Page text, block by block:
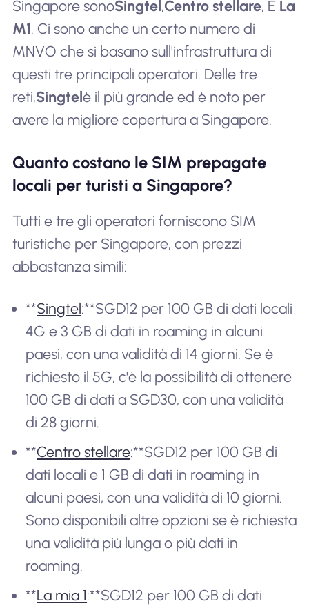
Singapore sonoSingtel ,Centro stellare, E La
M1. Ci sono anche un certo numero di
MNVO che si basano sull'infrastruttura di
questi tre principali operatori. Delle tre
reti,Singtelè il più grande ed è noto per
avere la migliore copertura a Singapore.
Quanto costano le SIM prepagate
locali per turisti a Singapore?
Tutti e tre gli operatori forniscono SIM
turistiche per Singapore, con prezzi
abbastanza simili:
**Singtel :**SGD12 per 100 GB di dati locali
4G e 3 GB di dati in roaming in alcuni
paesi, con una validità di 14 giorni. Se è
richiesto il 5G, c'è la possibilità di ottenere
100 GB di dati a SGD30, con una validità
di 28 giorni.
**Centro stellare:**SGD12 per 100 GB di
dati locali e 1 GB di dati in roaming in
alcuni paesi, con una validità di 10 giorni.
Sono disponibili altre opzioni se è richiesta
una validità più lunga o più dati in
roaming.
**La mia 1:**SGD12 per 100 GB di dati